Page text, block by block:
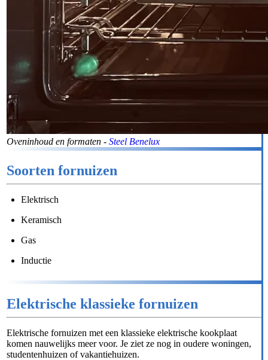
Oveninhoud en formaten - Steel Benelux
Soorten fornuizen
Elektrisch
Keramisch
Gas
Inductie
Elektrische klassieke fornuizen
Elektrische fornuizen met een klassieke elektrische kookplaat
komen nauwelijks meer voor. Je ziet ze nog in oudere woningen,
studentenhuizen of vakantiehuizen.